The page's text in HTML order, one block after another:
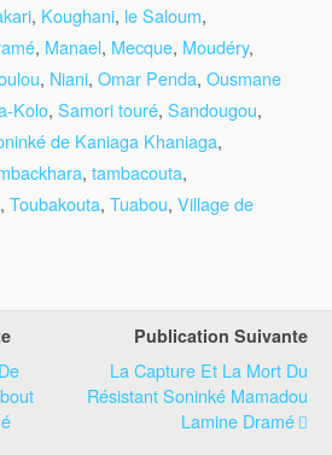
, Koughani, le Saloum,
, Manael, Mecque, Moudéry,
, Niani, Omar Penda, Ousmane
Kolo, Samori touré, Sandougou,
de Kaniaga Khaniaga,
, tambacouta,
, Toubakouta, Tuabou, Village de
Publication Suivante
La Capture Et La Mort Du
Résistant Soninké Mamadou
Lamine Dramé